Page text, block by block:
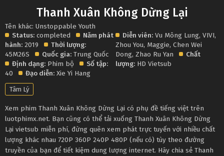
Thanh Xuân Không Dừng Lại
Tên khác: Unstoppable Youth
Status: completed
Năm phát
hành: 2019
Thời lượng:
45M26S
Quốc gia: Trung Quốc
Định dạng: Phim bộ
Số tập:
40
Đạo diễn: Xie Yi Hang
Diễn viên: Vu Mông Lung,VIVI,
Zhou You, Maggie,Chen Wei
Dong,Zhao Ru Yan
Chất
lượng: HD Vietsub
Tâm Lý
Xem phim Thanh Xuân Không Dừng Lại có phụ đề tiếng việt trên
luotphimx.net. Bạn cũng có thể tải xuống Thanh Xuân Không Dừng
Lại vietsub miễn phí, đừng quên xem phát trực tuyến với nhiều chất
lượng khác nhau 720P 360P 240P 480P (nếu có) tùy theo đường
truyền của bạn để tiết kiệm dung lượng internet. Hãy chia sẻ Thanh